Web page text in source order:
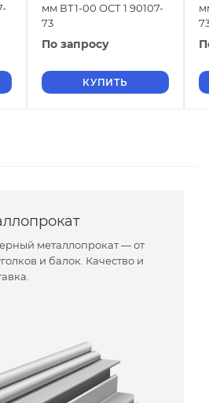
мм ВТ1-00 ОСТ 1 90107-
73
По запросу
КУПИТЬ
металлопрокат — от
и балок. Качество и